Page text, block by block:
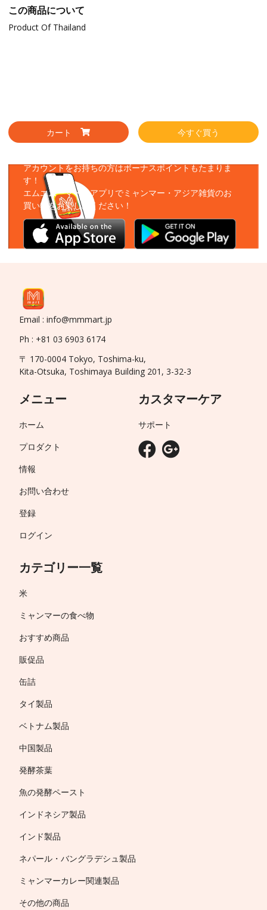
この商品について
Product Of Thailand
カート 今すぐ買う
アカウントをお持ちの方はボーナスポイントもたまりま
す！
エムエムーマートアプリでミャンマー・アジア雑貨のお
買い物をお楽しみください！
Email : info@mmmart.jp
Ph : +81 03 6903 6174
〒 170-0004 Tokyo, Toshima-ku,
Kita-Otsuka, Toshimaya Building 201, 3-32-3
メニュー
ホーム
プロダクト
情報
お問い合わせ
登録
ログイン
カテゴリー一覧
米
ミャンマーの食べ物
おすすめ商品
販促品
缶詰
タイ製品
ベトナム製品
中国製品
発酵茶葉
魚の発酵ペースト
インドネシア製品
インド製品
ネパール・バングラデシュ製品
ミャンマーカレー関連製品
その他の商品
カスタマーケア
サポート